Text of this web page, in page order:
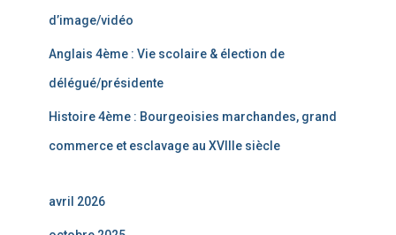
d’image/vidéo
Anglais 4ème : Vie scolaire & élection de
délégué/présidente
Histoire 4ème : Bourgeoisies marchandes, grand
commerce et esclavage au XVIIIe siècle
avril 2026